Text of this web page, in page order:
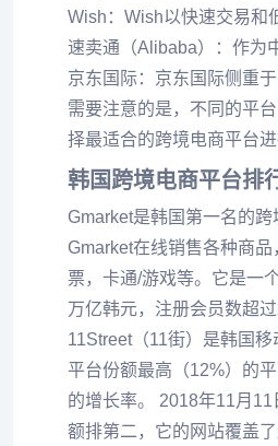
Wish：Wish以快速交易和
速卖通（Alibaba）：作为
京东国际：京东国际侧重
需要注意的是，不同的平
择最适合的跨境电商平台进
韩国跨境电商平台排
Gmarket是韩国第一名的
Gmarket在线销售各种商
票，卡通/游戏等。它是一
万亿韩元，注册会员数超过
11Street（11街）是韩国
平台份额最高（12%）的
的增长率。 2018年11月
额排第二，它的网站覆盖